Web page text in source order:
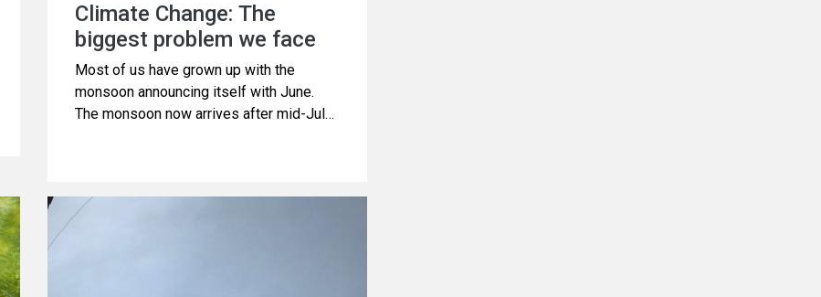
Climate Change: The
biggest problem we face
Most of us have grown up with the
monsoon announcing itself with June.
The monsoon now arrives after mid-July.